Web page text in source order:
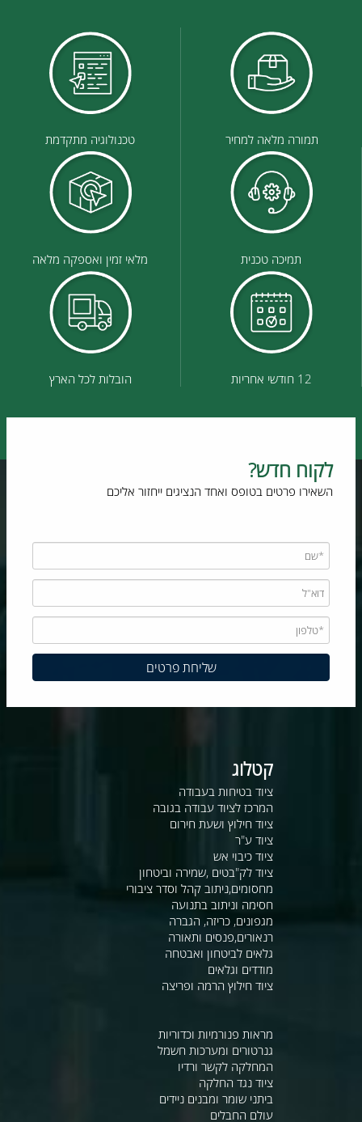
תמורה מלאה למחיר טכנולוגיה מתקדמת
תמיכה טכנית מלאי זמין ואספקה מלאה
12 חודשי אחריות הובלות לכל הארץ
לקוח חדש?
השאירו פרטים בטופס ואחד הנציגים ייחזור אליכם
קטלוג
ציוד בטיחות בעבודה
המרכז לציוד עבודה בגובה
ציוד חילוץ ושעת חירום
ציוד ע"ר
ציוד כיבוי אש
ציוד לק"בטים ,שמירה וביטחון
מחסומים,ניתוב קהל וסדר ציבורי
חסימה וניתוב בתנועה
מגפונים, כריזה, הגברה
רנאורים,פנסים ותאורה
גלאים לביטחון ואבטחה
מודדים וגלאים
ציוד חילוץ הרמה ופריצה
מראות פנורמיות וכדוריות
גנרטורים ומערכות חשמל
המחלקה לקשר ורדיו
ציוד נגד החלקה
ביתני שומר ומבנים ניידים
עולם החבלים